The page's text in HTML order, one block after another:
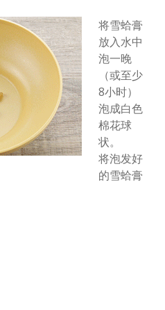
将雪蛤膏
放入水中
泡一晚
（或至少
8小时）
泡成白色
棉花球
状。
将泡发好
的雪蛤膏